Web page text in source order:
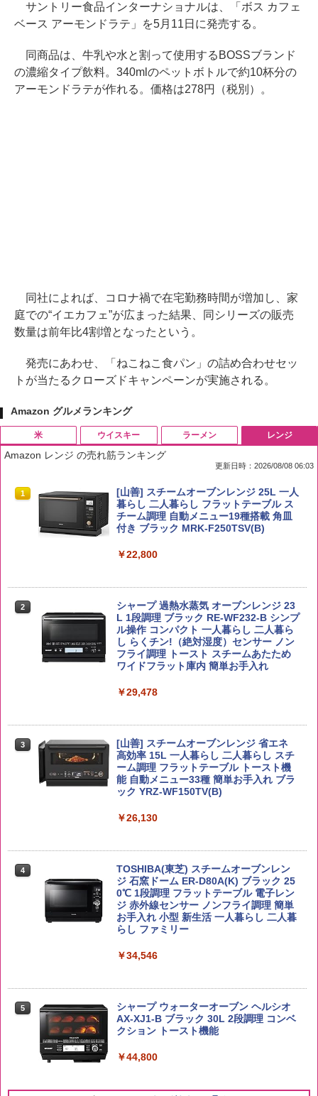
サントリー食品インターナショナルは、「ボス カフェ
ベース アーモンドラテ」を5月11日に発売する。
同商品は、牛乳や水と割って使用するBOSSブランド
の濃縮タイプ飲料。340mlのペットボトルで約10杯分の
アーモンドラテが作れる。価格は278円（税別）。
同社によれば、コロナ禍で在宅勤務時間が増加し、家
庭での“イエカフェ”が広まった結果、同シリーズの販売
数量は前年比4割増となったという。
発売にあわせ、「ねこねこ食パン」の詰め合わせセッ
トが当たるクローズドキャンペーンが実施される。
Amazon グルメランキング
米
1 by Amazon 国産ブレンド米 精米 5kg
￥2,650
5kg 長野県産 令和7年産
￥3,980
【在庫処分価格】ももたろう印 無洗米 5
by Amazon 新潟県産 新潟のお米 無洗米
by Amazon あきたこまちブレンド 無洗
米 5kg
￥3,396
ウイスキー
1
ブラックニッカ ニッカ Nikka ウィスキ
ー4000ml ブラックニッカクリア ウヰス
キー 【日本 アサヒ ウィスキー】 大容量
お得 4リットル
￥4,358
2
角瓶 2700ml サントリー ウイスキー ハ
イボール 大容量
￥6,063
￥4,930
容量 4リットル
【数量限定】フロム・ザ・バレル モルト
ウイスキー500ml アサヒ [ 日本 500ml ]
【中元 ギフト プレゼント 贈り物に】
￥4,402
ラーメン
1
チキンラーメン どんぶり 85g×12個 日清
食品 インスタント カップ麺
￥1,939
2
麺 小腹 インスタント アウトドアにも ロ
ーリングストック 大人買い おやつカン
パニー
￥1,288
￥2,880
国分 tabete だし麺 千葉県産はまぐりだ
し 塩らーめん 108g×10袋 保存食 備蓄
￥2,323
カップヌードル レギュラー 日清食品 カ
ップ麺 78g×20個
￥3,475
レンジ
Amazon レンジ の売れ筋ランキング
更新日時：2026/08/08 06:03
1
[山善] スチームオーブンレンジ 25L 一人
暮らし 二人暮らし フラットテーブル ス
チーム調理 自動メニュー19種搭載 角皿
付き ブラック MRK-F250TSV(B)
￥22,800
2
シャープ 過熱水蒸気 オーブンレンジ 23
L 1段調理 ブラック RE-WF232-B シンプ
ル操作 コンパクト 一人暮らし 二人暮ら
し らくチン!（絶対湿度）センサー ノン
フライ調理 トースト スチームあたため
ワイドフラット庫内 簡単お手入れ
￥29,478
3
[山善] スチームオーブンレンジ 省エネ
高効率 15L 一人暮らし 二人暮らし スチ
ーム調理 フラットテーブル トースト機
能 自動メニュー33種 簡単お手入れ ブラ
ック YRZ-WF150TV(B)
￥26,130
4
TOSHIBA(東芝) スチームオーブンレン
ジ 石窯ドーム ER-D80A(K) ブラック 25
0℃ 1段調理 フラットテーブル 電子レン
ジ 赤外線センサー ノンフライ調理 簡単
お手入れ 小型 新生活 一人暮らし 二人暮
らし ファミリー
￥34,546
5
シャープ ウォーターオーブン ヘルシオ
AX-XJ1-B ブラック 30L 2段調理 コンベ
クション トースト機能
￥44,800